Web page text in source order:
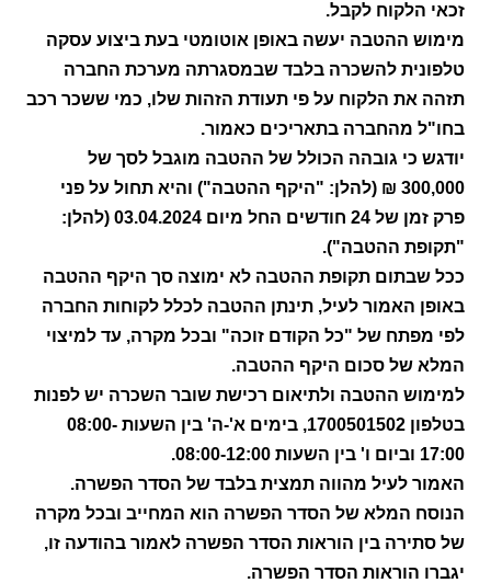
זכאי הלקוח לקבל.
מימוש ההטבה יעשה באופן אוטומטי בעת ביצוע עסקה
טלפונית להשכרה בלבד שבמסגרתה מערכת החברה
תזהה את הלקוח על פי תעודת הזהות שלו, כמי ששכר רכב
בחו"ל מהחברה בתאריכים כאמור.
יודגש כי גובהה הכולל של ההטבה מוגבל לסך של
300,000 ₪ (להלן: "היקף ההטבה") והיא תחול על פני
פרק זמן של 24 חודשים החל מיום 03.04.2024 (להלן:
"תקופת ההטבה").
ככל שבתום תקופת ההטבה לא ימוצה סך היקף ההטבה
באופן האמור לעיל, תינתן ההטבה לכלל לקוחות החברה
לפי מפתח של "כל הקודם זוכה" ובכל מקרה, עד למיצוי
המלא של סכום היקף ההטבה.
למימוש ההטבה ולתיאום רכישת שובר השכרה יש לפנות
בטלפון 1700501502, בימים א'-ה' בין השעות 08:00-
17:00 וביום ו' בין השעות 08:00-12:00.
האמור לעיל מהווה תמצית בלבד של הסדר הפשרה.
הנוסח המלא של הסדר הפשרה הוא המחייב ובכל מקרה
של סתירה בין הוראות הסדר הפשרה לאמור בהודעה זו,
יגברו הוראות הסדר הפשרה.